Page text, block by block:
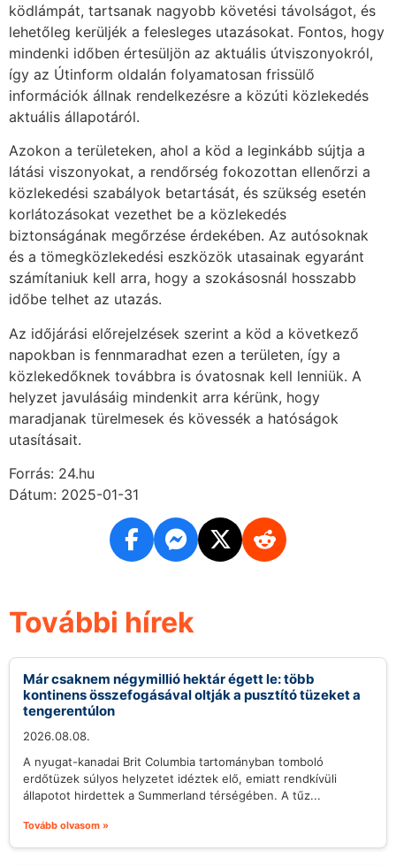
ködlámpát, tartsanak nagyobb követési távolságot, és
lehetőleg kerüljék a felesleges utazásokat. Fontos, hogy
mindenki időben értesüljön az aktuális útviszonyokról,
így az Útinform oldalán folyamatosan frissülő
információk állnak rendelkezésre a közúti közlekedés
aktuális állapotáról.
Azokon a területeken, ahol a köd a leginkább sújtja a
látási viszonyokat, a rendőrség fokozottan ellenőrzi a
közlekedési szabályok betartását, és szükség esetén
korlátozásokat vezethet be a közlekedés
biztonságának megőrzése érdekében. Az autósoknak
és a tömegközlekedési eszközök utasainak egyaránt
számítaniuk kell arra, hogy a szokásosnál hosszabb
időbe telhet az utazás.
Az időjárási előrejelzések szerint a köd a következő
napokban is fennmaradhat ezen a területen, így a
közlekedőknek továbbra is óvatosnak kell lenniük. A
helyzet javulásáig mindenkit arra kérünk, hogy
maradjanak türelmesek és kövessék a hatóságok
utasításait.
Forrás: 24.hu
Dátum: 2025-01-31
További hírek
Már csaknem négymillió hektár égett le: több
kontinens összefogásával oltják a pusztító tüzeket a
tengerentúlon
2026.08.08.
A nyugat-kanadai Brit Columbia tartományban tomboló
erdőtüzek súlyos helyzetet idéztek elő, emiatt rendkívüli
állapotot hirdettek a Summerland térségében. A tűz...
Tovább olvasom »